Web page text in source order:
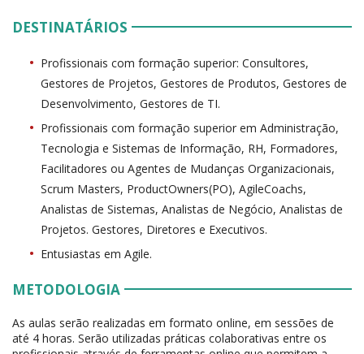
DESTINATÁRIOS
Profissionais com formação superior: Consultores,
Gestores de Projetos, Gestores de Produtos, Gestores de
Desenvolvimento, Gestores de TI.
Profissionais com formação superior em Administração,
Tecnologia e Sistemas de Informação, RH, Formadores,
Facilitadores ou Agentes de Mudanças Organizacionais,
Scrum Masters, ProductOwners(PO), AgileCoachs,
Analistas de Sistemas, Analistas de Negócio, Analistas de
Projetos. Gestores, Diretores e Executivos.
Entusiastas em Agile.
METODOLOGIA
As aulas serão realizadas em formato online, em sessões de
até 4 horas. Serão utilizadas práticas colaborativas entre os